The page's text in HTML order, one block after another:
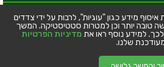
- טלמיר אלקטרוניקה בע''מ
העצמאות 63, חיפה
טלפון:04-8534564
מידע כגון "עוגיות", לרבות על ידי צדדים
טובה יותר וכן למטרות סטטיסטיקה. המשך
למידע נוסף ראו את מדיניות הפרטיות
שלנו.